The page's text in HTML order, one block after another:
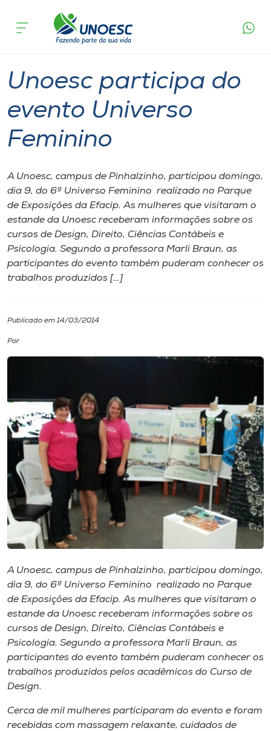
Cursos
Atendimento ao Estudante
Portal de Ensino
A
Internacionalização
CPA
Biblioteca
Editora
Rádio
Museu
Unoesc
Store
Selecione
o idioma
acontece
Unoesc participa do
evento Universo
Feminino
A Unoesc, campus de Pinhalzinho, participou domingo,
dia 9, do 6º Universo Feminino realizado no Parque
de Exposições da Efacip. As mulheres que visitaram o
estande da Unoesc receberam informações sobre os
cursos de Design, Direito, Ciências Contábeis e
Psicologia. Segundo a professora Marli Braun, as
participantes do evento também puderam conhecer os
trabalhos produzidos […]
Publicado em 14/03/2014
Por
A Unoesc, campus de Pinhalzinho, participou domingo,
dia 9, do 6º Universo Feminino realizado no Parque
de Exposições da Efacip. As mulheres que visitaram o
estande da Unoesc receberam informações sobre os
cursos de Design, Direito, Ciências Contábeis e
Psicologia. Segundo a professora Marli Braun, as
participantes do evento também puderam conhecer os
trabalhos produzidos pelos acadêmicos do Curso de
Design.
Cerca de mil mulheres participaram do evento e foram
recebidas com massagem relaxante, cuidados de